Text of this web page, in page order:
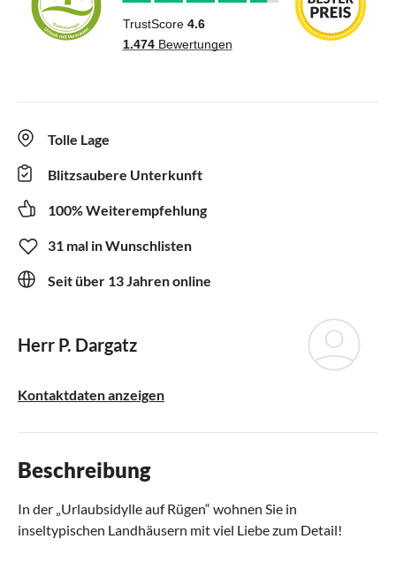
Tolle Lage
Blitzsaubere Unterkunft
100% Weiterempfehlung
31 mal in Wunschlisten
Seit über 13 Jahren online
Herr P. Dargatz
Kontaktdaten anzeigen
Beschreibung
In der „Urlaubsidylle auf Rügen“ wohnen Sie in
inseltypischen Landhäusern mit viel Liebe zum Detail!